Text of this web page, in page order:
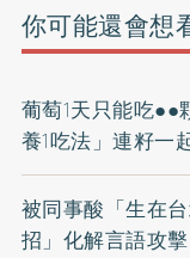
你可能還會想
葡萄1天只能吃●●
養1吃法」連籽一
被同事酸「生在
招」化解言語攻擊